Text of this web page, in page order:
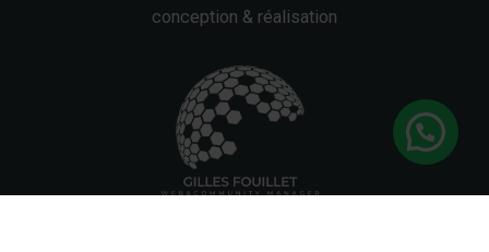
conception & réalisation
Bonjour, une question ?